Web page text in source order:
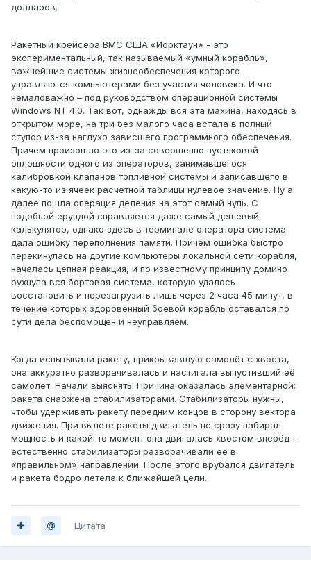
долларов.
Ракетный крейсера ВМС США «Иорктаун» - это
экспериментальный, так называемый «умный корабль»,
важнейшие системы жизнеобеспечения которого
управляются компьютерами без участия человека. И что
немаловажно – под руководством операционной системы
Windows NT 4.0. Так вот, однажды вся эта махина, находясь в
открытом море, на три без малого часа встала в полный
ступор из-за наглухо зависшего программного обеспечения.
Причем произошло это из-за совершенно пустяковой
оплошности одного из операторов, занимавшегося
калибровкой клапанов топливной системы и записавшего в
какую-то из ячеек расчетной таблицы нулевое значение. Ну а
далее пошла операция деления на этот самый нуль. С
подобной ерундой справляется даже самый дешевый
калькулятор, однако здесь в терминале оператора система
дала ошибку переполнения памяти. Причем ошибка быстро
перекинулась на другие компьютеры локальной сети корабля,
началась цепная реакция, и по известному принципу домино
рухнула вся бортовая система, которую удалось
восстановить и перезагрузить лишь через 2 часа 45 минут, в
течение которых здоровенный боевой корабль оставался по
сути дела беспомощен и неуправляем.
Когда испытывали ракету, прикрывавшую самолёт с хвоста,
она аккуратно разворачивалась и настигала выпустивший её
самолёт. Начали выяснять. Причина оказалась элементарной:
ракета снабжена стабилизаторами. Стабилизаторы нужны,
чтобы удерживать ракету передним концов в сторону вектора
движения. При вылете ракеты двигатель не сразу набирал
мощность и какой-то момент она двигалась хвостом вперёд -
естественно стабилизаторы разворачивали её в
«правильном» направлении. После этого врубался двигатель
и ракета бодро летела к ближайшей цели.
Цитата